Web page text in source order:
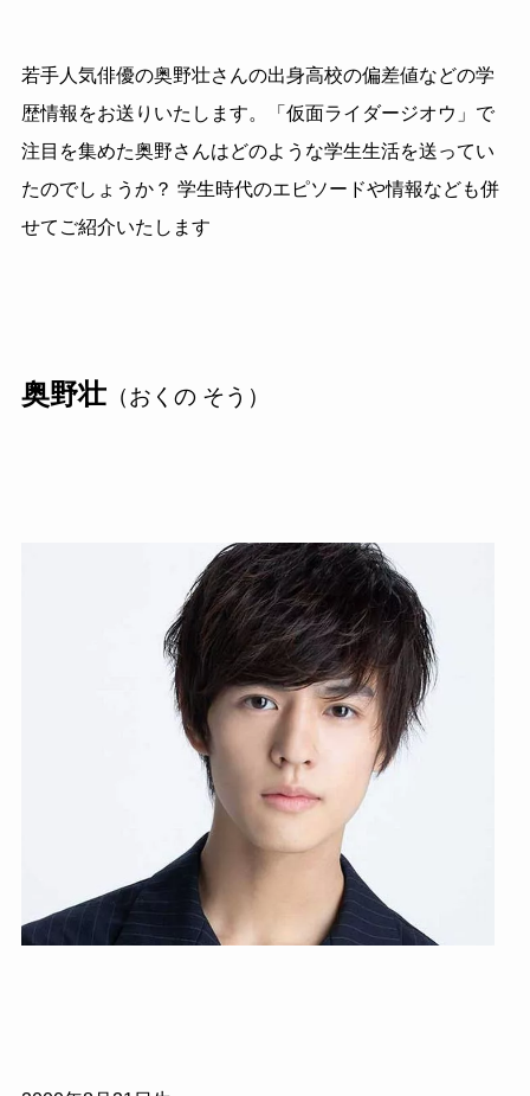
若手人気俳優の奥野壮さんの出身高校の偏差値などの学
歴情報をお送りいたします。「仮面ライダージオウ」で
注目を集めた奥野さんはどのような学生生活を送ってい
たのでしょうか？ 学生時代のエピソードや情報なども併
せてご紹介いたします
奥野壮（おくの そう）